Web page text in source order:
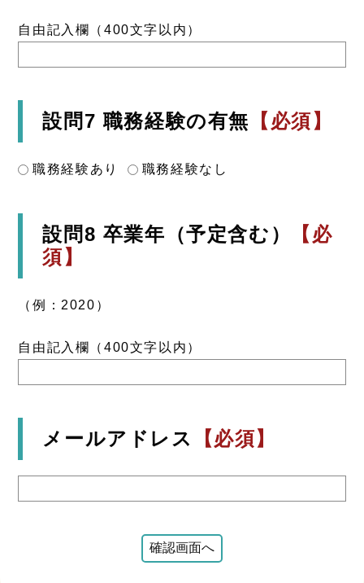
自由記入欄（400文字以内）
設問7 職務経験の有無 【必須】
職務経験あり 職務経験なし
設問8 卒業年（予定含む）
【必
須】
（例：2020）
自由記入欄（400文字以内）
メールアドレス 【必須】